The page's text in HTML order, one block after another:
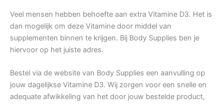
Veel mensen hebben behoefte aan extra Vitamine D3. Het is
dan mogelijk om deze Vitamine door middel van
supplementen binnen te krijgen. Bij Body Supplies ben je
hiervoor op het juiste adres.
Bestel via de website van Body Supplies een aanvulling op
jouw dagelijkse Vitamine D3. Wij zorgen voor een snelle en
adequate afwikkeling van het door jouw bestelde product,